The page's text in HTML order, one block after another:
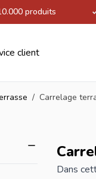
produits
client
/ Carrelage
Dans